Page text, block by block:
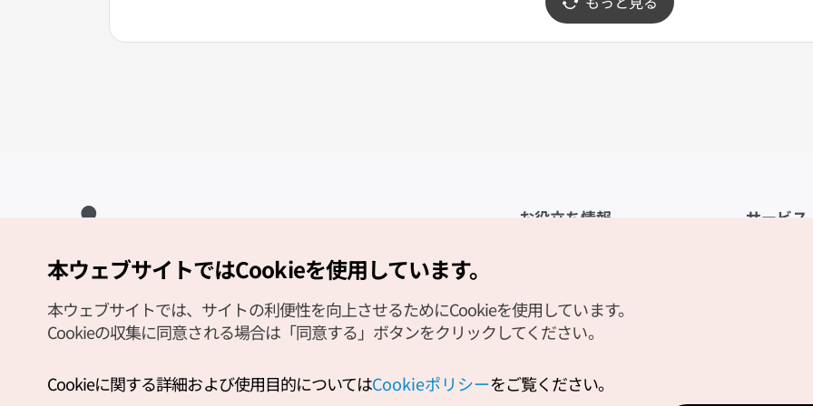
お役立ち情報
観光資料ダウンロード
デジタルブック／電子書籍
Odii
サービス
位置情報
Copyright (c) Korea Tourism Organization All Rights Reserved.
サイトエラー報告
公式メール
本ウェブサイトではCookieを使用しています。
本ウェブサイトでは、サイトの利便性を向上させるためにCookieを使用しています。
Cookieの収集に同意される場合は「同意する」ボタンをクリックしてください。
Cookieに関する詳細および使用目的についてはCookieポリシーをご覧ください。